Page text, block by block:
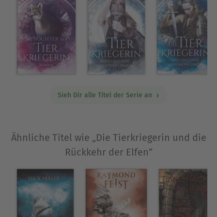
Gestaltwandler-Action ohne Kitsch, dafür mit
Loyalität, Opfermut und Schwertgeklirr Finale
Ragnarök-Stakes: Ein einziger Entschluss
entscheidet über das Schicksal Midgards
Sie kann nur einen retten – den Wolfkrieger, den
sie liebt, oder die Freundin, die sie hintergangen
Nordic-Fantasy voller Magie, Herzblut und
gnadenloser Entscheidungen!
Über Felicity Green
Felicity Green schreibt Urban Fantasy und
Paranormal Mystery für Leserinnen, die Mythen,
Magie, Gänsehaut und große Gefühle lieben. Nach
Sieh Dir alle Titel der Serie an
Ähnliche Titel wie „Die Tierkriegerin und die
Rückkehr der Elfen“